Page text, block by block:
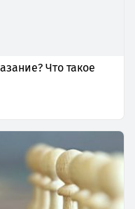
Что такое